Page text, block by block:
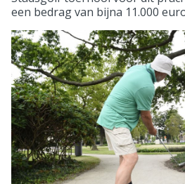
een bedrag van bijna 11.000